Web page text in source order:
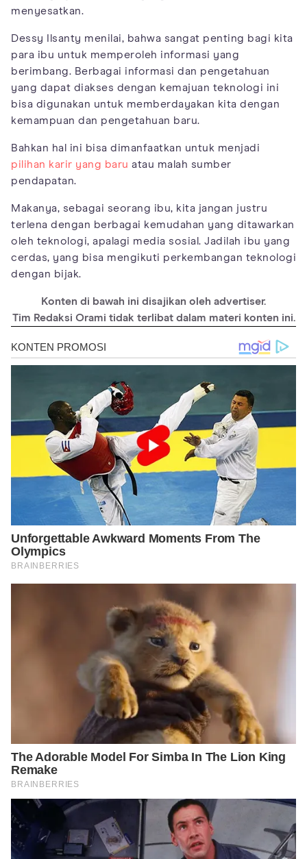
menyesatkan.
Dessy Ilsanty menilai, bahwa sangat penting bagi kita
para ibu untuk memperoleh informasi yang
berimbang. Berbagai informasi dan pengetahuan
yang dapat diakses dengan kemajuan teknologi ini
bisa digunakan untuk memberdayakan kita dengan
kemampuan dan pengetahuan baru.
Bahkan hal ini bisa dimanfaatkan untuk menjadi
pilihan karir yang baru atau malah sumber
pendapatan.
Makanya, sebagai seorang ibu, kita jangan justru
terlena dengan berbagai kemudahan yang ditawarkan
oleh teknologi, apalagi media sosial. Jadilah ibu yang
cerdas, yang bisa mengikuti perkembangan teknologi
dengan bijak.
Konten di bawah ini disajikan oleh advertiser.
Tim Redaksi Orami tidak terlibat dalam materi konten ini.